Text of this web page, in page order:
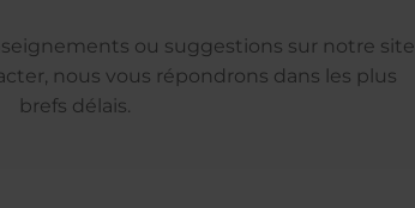
ou suggestions sur notre site,
nous vous répondrons dans les plus
brefs délais.